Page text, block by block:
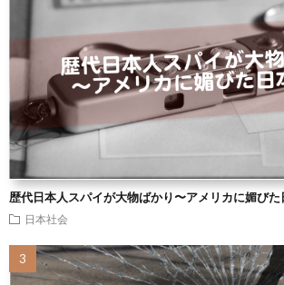
歴代日本人スパイが大物ばかり〜アメリカに媚びた
日本社会